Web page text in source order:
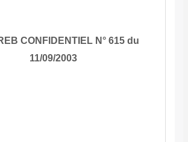
CONFIDENTIEL N° 615 du
11/09/2003